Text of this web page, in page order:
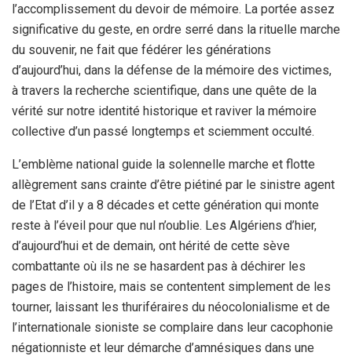
l’accomplissement du devoir de mémoire. La portée assez
significative du geste, en ordre serré dans la rituelle marche
du souvenir, ne fait que fédérer les générations
d’aujourd’hui, dans la défense de la mémoire des victimes,
à travers la recherche scientifique, dans une quête de la
vérité sur notre identité historique et raviver la mémoire
collective d’un passé longtemps et sciemment occulté.
L’emblème national guide la solennelle marche et flotte
allègrement sans crainte d’être piétiné par le sinistre agent
de l’Etat d’il y a 8 décades et cette génération qui monte
reste à l’éveil pour que nul n’oublie. Les Algériens d’hier,
d’aujourd’hui et de demain, ont hérité de cette sève
combattante où ils ne se hasardent pas à déchirer les
pages de l’histoire, mais se contentent simplement de les
tourner, laissant les thuriféraires du néocolonialisme et de
l’internationale sioniste se complaire dans leur cacophonie
négationniste et leur démarche d’amnésiques dans une